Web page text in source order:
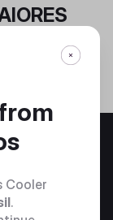
de ar e
Cooler
.